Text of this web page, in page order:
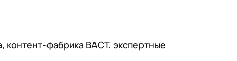
контент-фабрика ВАСТ, экспертные